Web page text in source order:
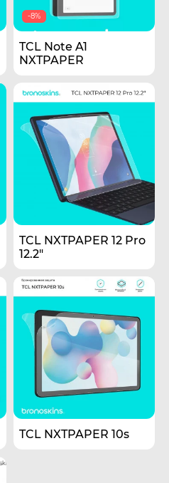
-8%
TCL Note A1
NXTPAPER
TCL NXTPAPER 12 Pro
12.2"
TCL NXTPAPER 10s